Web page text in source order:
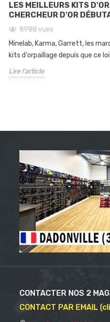
LES MEILLEURS KITS
CHERCHEUR D'OR
8988 vues
Minelab, Karma, Garrett, les
kits d'orpaillage depuis que ce
Lire l'article
CONTACTER NOS 2
CONTACT PAR EMAIL